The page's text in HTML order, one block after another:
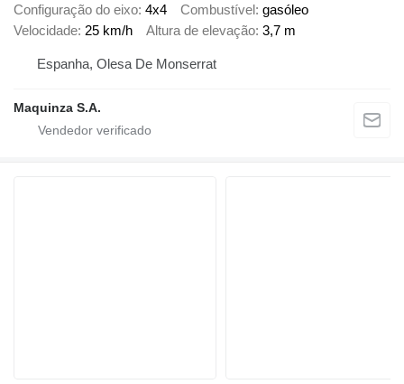
Configuração do eixo 4x4 Combustível gasóleo
Velocidade 25 km/h Altura de elevação 3,7 m
Espanha, Olesa De Monserrat
Maquinza S.A.